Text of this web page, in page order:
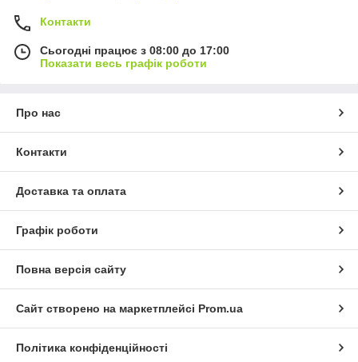
Контакти
Сьогодні працює з 08:00 до 17:00
Показати весь графік роботи
Про нас
Контакти
Доставка та оплата
Графік роботи
Повна версія сайту
Сайт створено на маркетплейсі Prom.ua
Політика конфіденційності